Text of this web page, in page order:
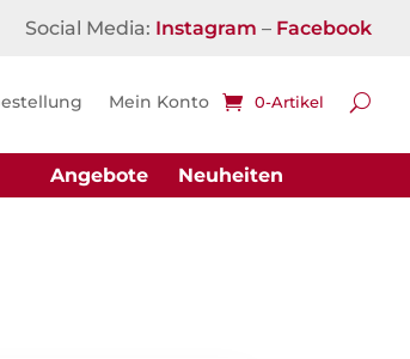
Social Media: Instagram – Facebook
Mein Konto 0-Artikel
Angebote Neuheiten